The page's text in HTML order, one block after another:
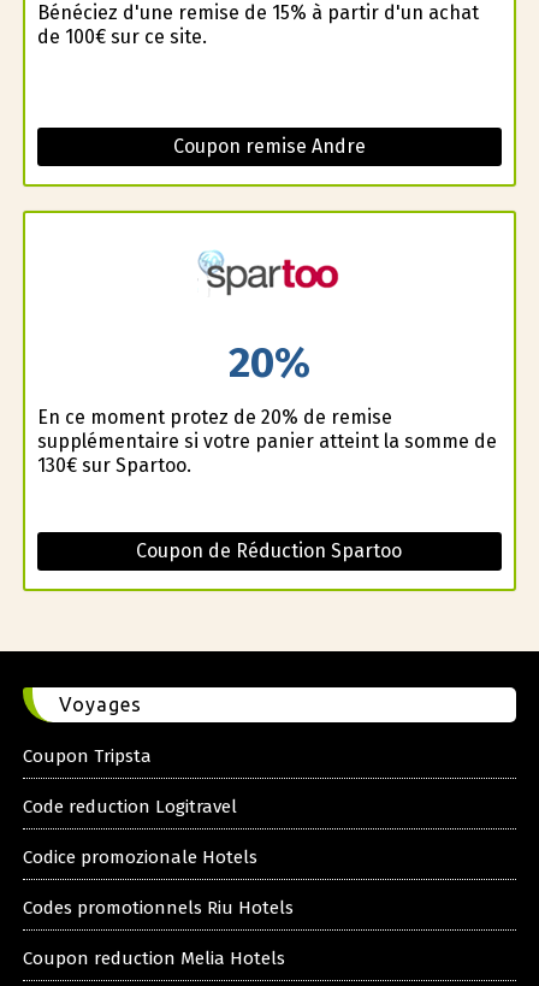
Bénéficiez d'une remise de 15% à partir d'un achat
de 100€ sur ce site.
Coupon remise Andre
20%
En ce moment profitez de 20% de remise
supplémentaire si votre panier atteint la somme de
130€ sur Spartoo.
Coupon de Réduction Spartoo
Voyages
Coupon Tripsta
Code reduction Logitravel
Codice promozionale Hotels
Codes promotionnels Riu Hotels
Coupon reduction Melia Hotels